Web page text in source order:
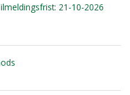
21-10-2026